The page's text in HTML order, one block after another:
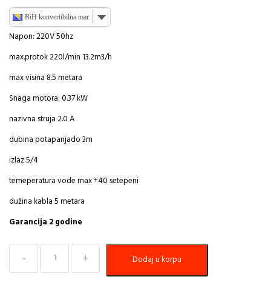
BiH konvertibilna marka
Napon: 220V 50hz
max.protok 220l/min 13.2m3/h
max visina 8.5 metara
Snaga motora: 0.37 kW
nazivna struja 2.0 A
dubina potapanjado 3m
izlaz 5/4
temeperatura vode max +40 setepeni
dužina kabla 5 metara
Garancija 2 godine
Pumpa
muljna
Top2
Dodaj u korpu